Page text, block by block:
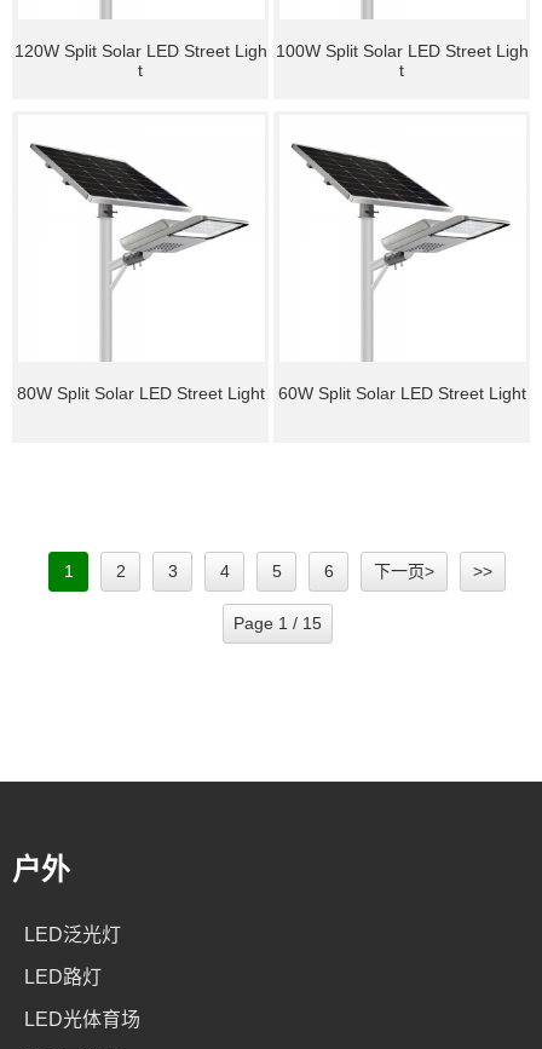
120W Split Solar LED Street Ligh
t
100W Split Solar LED Street Ligh
t
80W Split Solar LED Street Light 60W Split Solar LED Street Light
1 2 3 4 5 6 下一页> >>
Page 1 / 15
户外
LED泛光灯
LED路灯
LED光体育场